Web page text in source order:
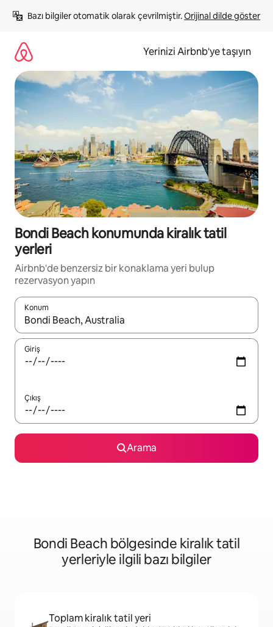
atla
Bazı bilgiler otomatik olarak çevrilmiştir. Orijinal dilde göster
Yerinizi Airbnb'ye taşıyın
Bondi Beach konumunda kiralık tatil
yerleri
Airbnb'de benzersiz bir konaklama yeri bulup
rezervasyon yapın
Konum
Sonuçlar kullanılabilir olduğunda yukarı ve aşağı oklarıyla
Giriş
Çıkış
Arama
Bondi Beach bölgesinde kiralık tatil
yerleriyle ilgili bazı bilgiler
Toplam kiralık tatil yeri